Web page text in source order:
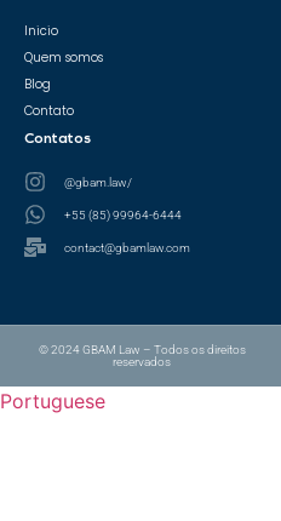
Inicio
Quem somos
Blog
Contato
Contatos
@gbam.law/
+55 (85) 99964-6444
contact@gbamlaw.com
© 2024 GBAM Law – Todos os direitos
reservados
Portuguese